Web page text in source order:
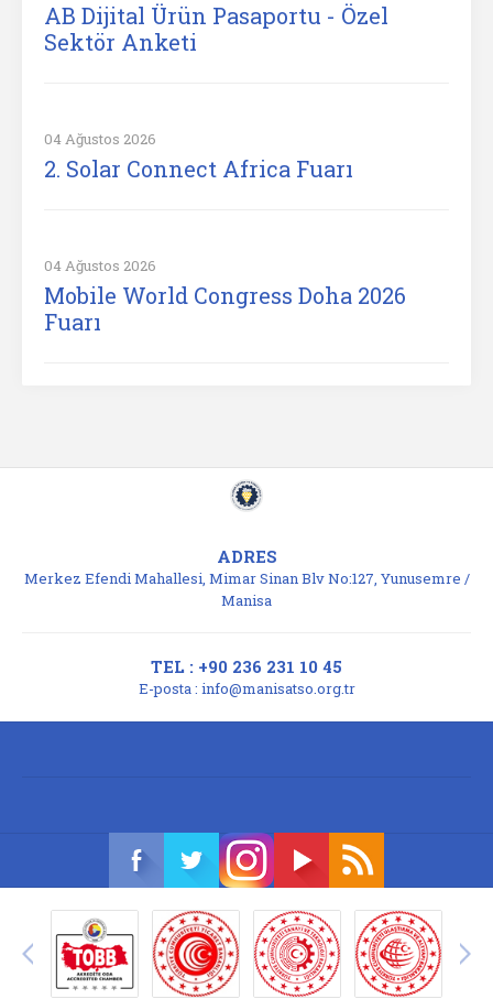
AB Dijital Ürün Pasaportu - Özel
Sektör Anketi
04 Ağustos 2026
2. Solar Connect Africa Fuarı
04 Ağustos 2026
Mobile World Congress Doha 2026
Fuarı
ADRES
Merkez Efendi Mahallesi, Mimar Sinan Blv No:127, Yunusemre /
Manisa
TEL : +90 236 231 10 45
E-posta : info@manisatso.org.tr